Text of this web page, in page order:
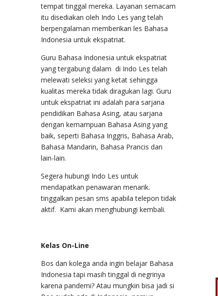
tempat tinggal mereka. Layanan semacam
itu disediakan oleh Indo Les yang telah
berpengalaman memberikan les Bahasa
Indonesia untuk ekspatriat.
Guru Bahasa Indonesia untuk ekspatriat
yang tergabung dalam di Indo Les telah
melewati seleksi yang ketat sehingga
kualitas mereka tidak diragukan lagi. Guru
untuk ekspatriat ini adalah para sarjana
pendidikan Bahasa Asing, atau sarjana
dengan kemampuan Bahasa Asing yang
baik, seperti Bahasa Inggris, Bahasa Arab,
Bahasa Mandarin, Bahasa Prancis dan
lain-lain.
Segera hubungi Indo Les untuk
mendapatkan penawaran menarik.
tinggalkan pesan sms apabila telepon tidak
aktif. Kami akan menghubungi kembali.
Kelas On-Line
Bos dan kolega anda ingin belajar Bahasa
Indonesia tapi masih tinggal di negrinya
karena pandemi? Atau mungkin bisa jadi si